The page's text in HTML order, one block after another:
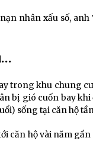
nhân xấu số,
trong khu chung
bị gió cuốn bay
sống tại căn hộ
căn hộ vài năm